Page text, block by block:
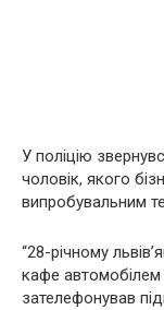
У поліцію
чоловік, якого
випробувальним
“28-річному
кафе автомобілем
зателефонував